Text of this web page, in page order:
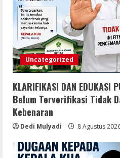
Uncategorized
KLARIFIKASI DAN
Belum Terverifikasi Tidak
Kebenaran
Dedi Mulyadi 8 Agustus